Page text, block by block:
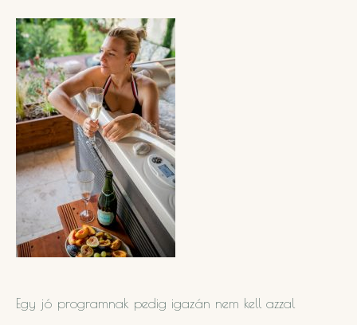
Egy jó programnak pedig igazán nem kell azzal